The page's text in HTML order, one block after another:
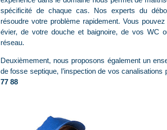
spécificité de chaque cas. Nos experts du
résoudre votre problème rapidement. Vous
évier, de votre douche et baignoire, de vos WC
réseau.
Deuxièmement, nous proposons également un
de fosse septique, l’inspection de vos
77 88